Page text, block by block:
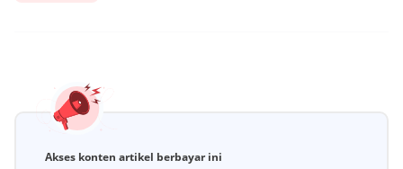
Akses konten artikel berbayar ini